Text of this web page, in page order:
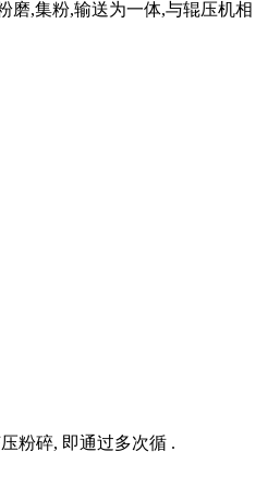
磨,集粉,输送为一体,与辊压机相
粉碎, 即通过多次循 .